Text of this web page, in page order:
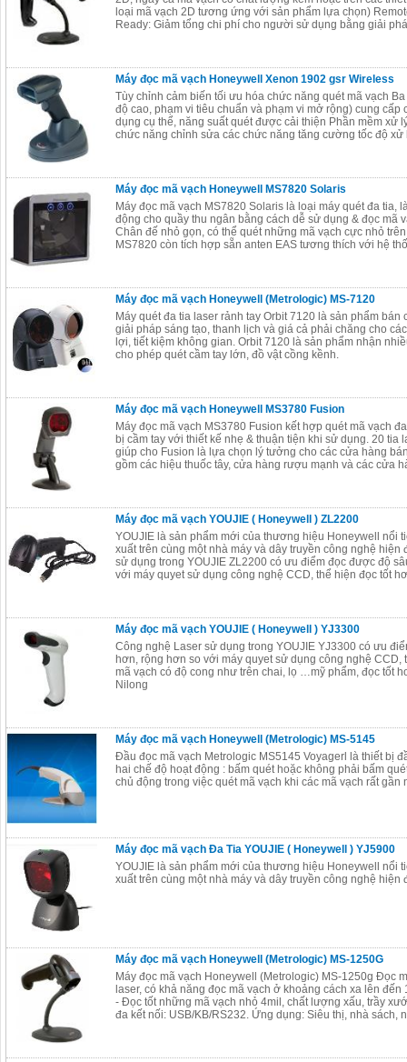
loại mã vạch 2D tương ứng với sản phẩm lựa chọn)
Ready: Giảm tổng chi phí cho người sử dụng bằng giải
Máy đọc mã vạch Honeywell Xenon 1902 gsr Wireless
Tùy chỉnh cảm biến tối ưu hóa chức năng quét mã vạch
độ cao, phạm vi tiêu chuẩn và phạm vi mở rộng) cung cấp
dụng cụ thể, năng suất quét được cải thiện Phần mềm xử
chức năng chỉnh sửa các chức năng tăng cường tốc độ xử
Máy đọc mã vạch Honeywell MS7820 Solaris
Máy đọc mã vạch MS7820 Solaris là loại máy quét đa tia,
động cho quầy thu ngân bằng cách dễ sử dụng & đọc mã
Chân đế nhỏ gọn, có thể quét những mã vạch cực nhỏ
MS7820 còn tích hợp sẵn anten EAS tương thích với hệ
Máy đọc mã vạch Honeywell (Metrologic) MS-7120
Máy quét đa tia laser rảnh tay Orbit 7120 là sản phẩm bán
giải pháp sáng tạo, thanh lịch và giá cả phải chăng cho
lợi, tiết kiệm không gian. Orbit 7120 là sản phẩm nhận
cho phép quét cầm tay lớn, đồ vật cồng kềnh.
Máy đọc mã vạch Honeywell MS3780 Fusion
Máy đọc mã vạch MS3780 Fusion kết hợp quét mã vạch
bị cầm tay với thiết kế nhẹ & thuận tiện khi sử dụng. 20 tia
giúp cho Fusion là lựa chọn lý tưởng cho các cửa hàng
gồm các hiệu thuốc tây, cửa hàng rượu mạnh và các cửa
Máy đọc mã vạch YOUJIE ( Honeywell ) ZL2200
YOUJIE là sản phẩm mới của thương hiệu Honeywell nổi
xuất trên cùng một nhà máy và dây truyền công nghệ hiện
sử dụng trong YOUJIE ZL2200 có ưu điểm đọc được độ
với máy quyet sử dụng công nghệ CCD, thể hiện đọc tốt
Máy đọc mã vạch YOUJIE ( Honeywell ) YJ3300
Công nghệ Laser sử dụng trong YOUJIE YJ3300 có ưu
hơn, rộng hơn so với máy quyet sử dụng công nghệ CCD,
mã vạch có độ cong như trên chai, lọ …mỹ phẩm, đọc tốt
Nilong
Máy đọc mã vạch Honeywell (Metrologic) MS-5145
Đầu đọc mã vạch Metrologic MS5145 Voyagerl là thiết bị
hai chế độ hoạt động : bấm quét hoặc không phải bấm
chủ động trong việc quét mã vạch khi các mã vạch rất gần
Máy đọc mã vạch Đa Tia YOUJIE ( Honeywell ) YJ5900
YOUJIE là sản phẩm mới của thương hiệu Honeywell nổi
xuất trên cùng một nhà máy và dây truyền công nghệ hiện
Máy đọc mã vạch Honeywell (Metrologic) MS-1250G
Máy đọc mã vạch Honeywell (Metrologic) MS-1250g Đọc
laser, có khả năng đọc mã vạch ở khoảng cách xa lên đến
- Đọc tốt những mã vạch nhỏ 4mil, chất lượng xấu, trầy
đa kết nối: USB/KB/RS232. Ứng dụng: Siêu thị, nhà sách,